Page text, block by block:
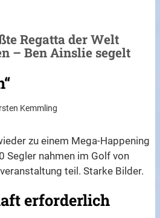
Regatta der Welt
– Ben Ainslie segelt
Kemmling
zu einem Mega-Happening
Segler nahmen im Golf von
teil. Starke Bilder.
erforderlich